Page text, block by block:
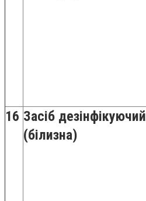
16 Засіб дезінфікуючий
(білизна)